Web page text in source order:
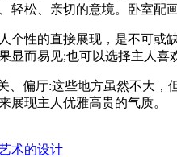
轻松、亲切的意境。卧室配
性的直接展现，是不可或缺
显而易见;也可以选择主人喜
偏厅:这些地方虽然不大，但
展现主人优雅高贵的气质。
术的设计